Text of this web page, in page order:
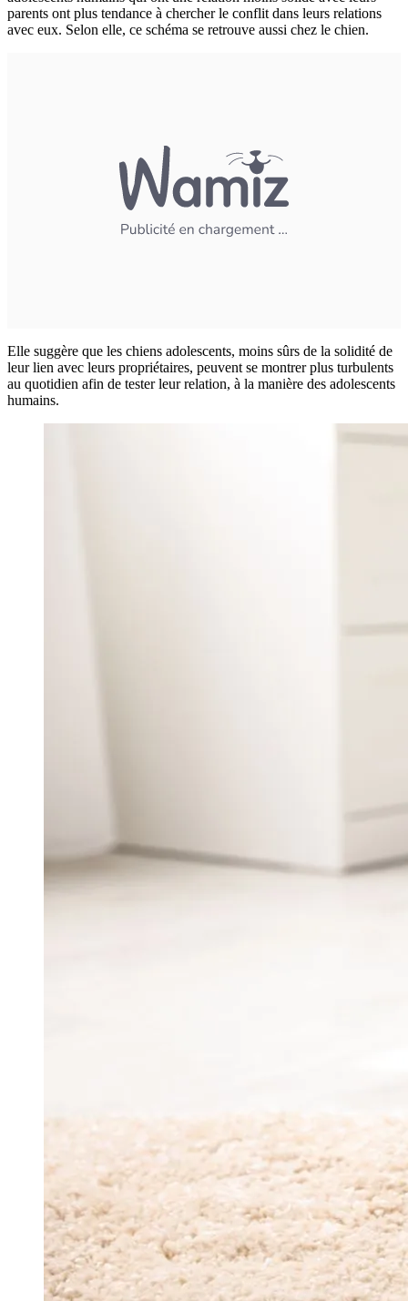
parents ont plus tendance à chercher le conflit dans leurs relations
avec eux. Selon elle, ce schéma se retrouve aussi chez le chien.
Elle suggère que les chiens adolescents, moins sûrs de la solidité de
leur lien avec leurs propriétaires, peuvent se montrer plus turbulents
au quotidien afin de tester leur relation, à la manière des adolescents
humains.